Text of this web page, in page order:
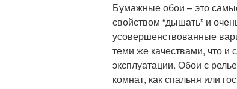
Бумажные обои – это
свойством “дышать” и
усовершенствованные
теми же качествами, что
эксплуатации. Обои с
комнат, как спальня или